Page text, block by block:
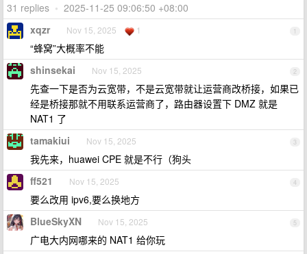
31 replies • 2025-11-25 09:06:50 +08:00
1
xqzr Nov 15, 2025 1
“蜂窝”大概率不能
2
shinsekai Nov 15, 2025
先查一下是否为云宽带，不是云宽带就让运营商改桥接，如果已
经是桥接那就不用联系运营商了，路由器设置下 DMZ 就是
NAT1 了
3
tamakiui Nov 15, 2025
我先来，huawei CPE 就是不行（狗头
4
ff521 Nov 15, 2025
要么改用 ipv6,要么换地方
5
BlueSkyXN Nov 15, 2025
广电大内网哪来的 NAT1 给你玩